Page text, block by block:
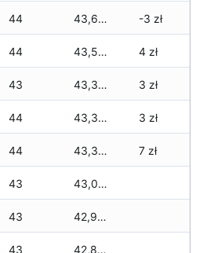
44 43,620 zł -3 zł
44 43,570 zł 4 zł
43 43,350 zł 3 zł
44 43,330 zł 3 zł
44 43,310 zł 7 zł
43 43,060 zł
43 42,930 zł
43 42,880 zł